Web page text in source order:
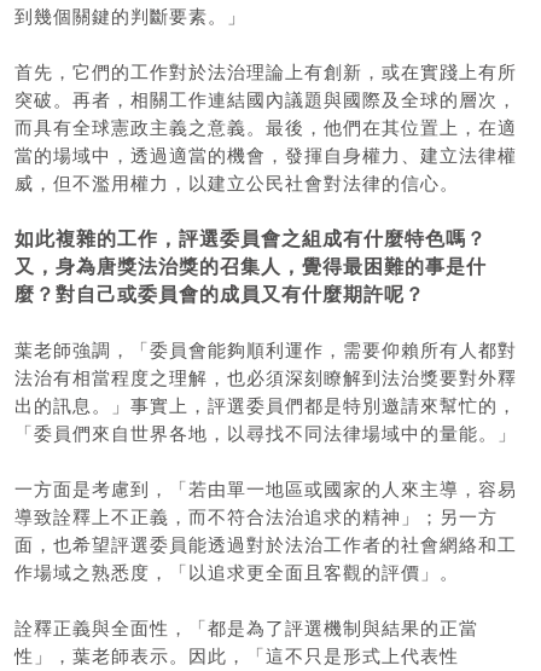
到幾個關鍵的判斷要素。」
首先，它們的工作對於法治理論上有創新，或在實踐上有所
突破。再者，相關工作連結國內議題與國際及全球的層次，
而具有全球憲政主義之意義。最後，他們在其位置上，在適
當的場域中，透過適當的機會，發揮自身權力、建立法律權
威，但不濫用權力，以建立公民社會對法律的信心。
如此複雜的工作，評選委員會之組成有什麼特色嗎？
又，身為唐獎法治獎的召集人，覺得最困難的事是什
麼？對自己或委員會的成員又有什麼期許呢？
葉老師強調，「委員會能夠順利運作，需要仰賴所有人都對
法治有相當程度之理解，也必須深刻瞭解到法治獎要對外釋
出的訊息。」事實上，評選委員們都是特別邀請來幫忙的，
「委員們來自世界各地，以尋找不同法律場域中的量能。」
一方面是考慮到，「若由單一地區或國家的人來主導，容易
導致詮釋上不正義，而不符合法治追求的精神」；另一方
面，也希望評選委員能透過對於法治工作者的社會網絡和工
作場域之熟悉度，「以追求更全面且客觀的評價」。
詮釋正義與全面性，「都是為了評選機制與結果的正當
性」，葉老師表示。因此，「這不只是形式上代表性